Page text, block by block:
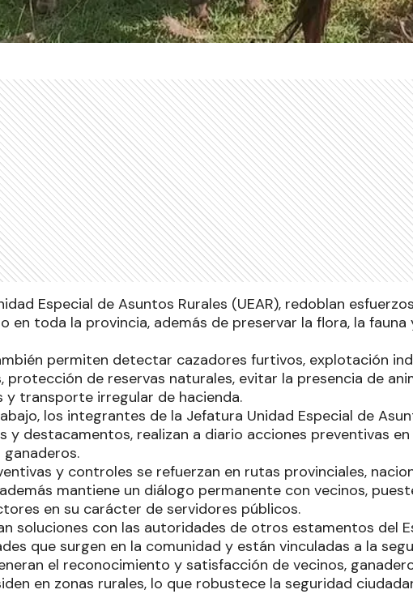
Especial de Asuntos Rurales (UEAR), redoblan
en toda la provincia, además de preservar la flora, la fauna
permiten detectar cazadores furtivos, explotación
protección de reservas naturales, evitar la presencia de
y transporte irregular de hacienda.
los integrantes de la Jefatura Unidad Especial de
y destacamentos, realizan a diario acciones preventivas
y controles se refuerzan en rutas provinciales,
mantiene un diálogo permanente con vecinos,
en su carácter de servidores públicos.
soluciones con las autoridades de otros estamentos del
que surgen en la comunidad y están vinculadas a la
el reconocimiento y satisfacción de vecinos,
en zonas rurales, lo que robustece la seguridad